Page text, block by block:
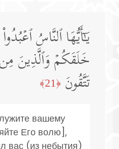
یَـٰۤأَیُّهَا ٱلنَّاسُ
خَلَقَكُمۡ وَٱلَّذِینَ
تَتَّقُونَ ﴿21﴾
вашему
Его волю],
вас (из небытия)